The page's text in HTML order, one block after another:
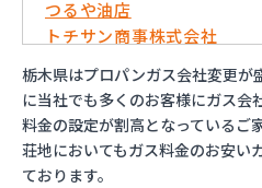
つるや油店
トチサン商事株式会社
フジオックス株式会社 宇
マイシティプロパンガス
ミライフ株式会社 大田原
烏山プロパン株式会社
烏山通運株式会社プロパン
栃木県はプロパンガス会社変更が
に当社でも多くのお客様にガス会
料金の設定が割高となっているご
荘地においてもガス料金のお安い
ております。